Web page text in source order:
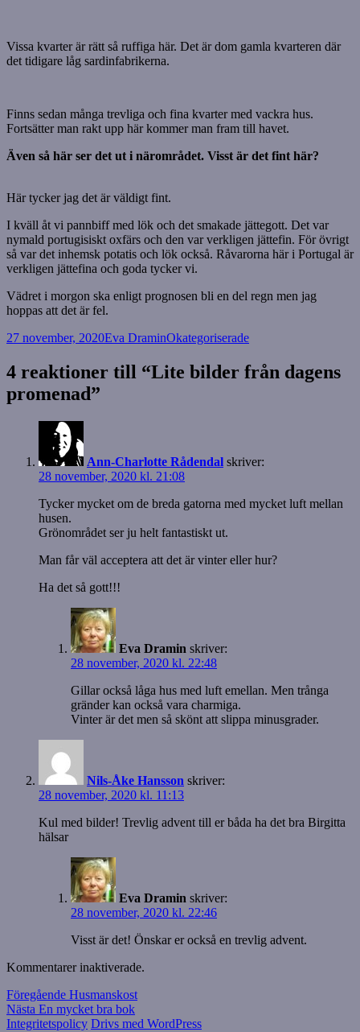
Vissa kvarter är rätt så ruffiga här. Det är dom gamla kvarteren där
det tidigare låg sardinfabrikerna.
Finns sedan många trevliga och fina kvarter med vackra hus.
Fortsätter man rakt upp här kommer man fram till havet.
Även så här ser det ut i närområdet. Visst är det fint här?
Här tycker jag det är väldigt fint.
I kväll åt vi pannbiff med lök och det smakade jättegott. Det var
nymald portugisiskt oxfärs och den var verkligen jättefin. För övrigt
så var det inhemsk potatis och lök också. Råvarorna här i Portugal är
verkligen jättefina och goda tycker vi.
Vädret i morgon ska enligt prognosen bli en del regn men jag
hoppas att det är fel.
Postat
27 november, 2020Författare
Eva DraminKategorier
Okategoriserade
4 reaktioner till “Lite bilder från dagens
promenad”
Ann-Charlotte Rådendal skriver:
28 november, 2020 kl. 21:08
Tycker mycket om de breda gatorna med mycket luft mellan
husen.
Grönområdet ser ju helt fantastiskt ut.
Man får väl acceptera att det är vinter eller hur?
Ha det så gott!!!
Eva Dramin skriver:
28 november, 2020 kl. 22:48
Gillar också låga hus med luft emellan. Men trånga
gränder kan också vara charmiga.
Vinter är det men så skönt att slippa minusgrader.
Nils-Åke Hansson skriver:
28 november, 2020 kl. 11:13
Kul med bilder! Trevlig advent till er båda ha det bra Birgitta
hälsar
Eva Dramin skriver:
28 november, 2020 kl. 22:46
Visst är det! Önskar er också en trevlig advent.
Kommentarer inaktiverade.
Inläggsnavigering
Föregående Föregående
inlägg:
Husmanskost
Nästa Nästa
inlägg:
En mycket bra bok
Integritetspolicy Drivs med WordPress